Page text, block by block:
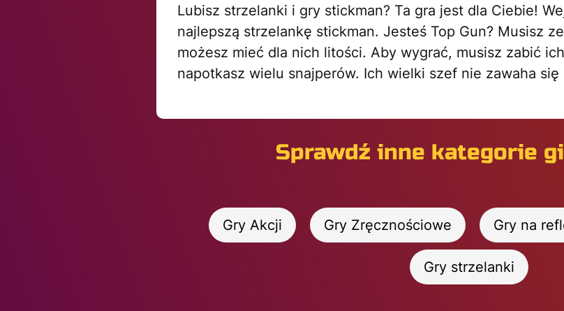
Lubisz strzelanki i gry stickman? Ta gra jest dla Ciebie!
najlepszą strzelankę stickman. Jesteś Top Gun? Musisz
możesz mieć dla nich litości. Aby wygrać, musisz zabić
napotkasz wielu snajperów. Ich wielki szef nie zawaha się
Sprawdź inne kategorie
Gry Akcji Gry Zręcznościowe Gry na
Gry strzelanki